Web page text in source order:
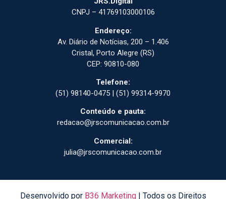
CNPJ – 41769103000106
Endereço:
Av. Diário de Notícias, 200 – 1.406
Cristal, Porto Alegre (RS)
CEP: 90810-080
Telefone:
(51) 98140-0475 | (51) 99314-9970
Conteúdo e pauta:
redacao@jrscomunicacao.com.br
Comercial:
julia@jrscomunicacao.com.br
Desenvolvido por B36 Marketing| Todos os Direitos